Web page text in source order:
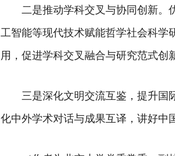
二是推动学科交叉与协同创新。
工智能等现代技术赋能哲学社会科
用，促进学科交叉融合与研究范式创
三是深化文明交流互鉴，提升国
化中外学术对话与成果互译，讲好中